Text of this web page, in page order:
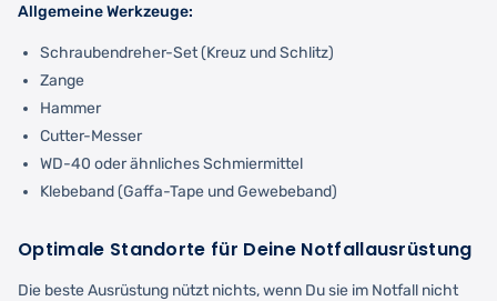
Allgemeine Werkzeuge:
Schraubendreher-Set (Kreuz und Schlitz)
Zange
Hammer
Cutter-Messer
WD-40 oder ähnliches Schmiermittel
Klebeband (Gaffa-Tape und Gewebeband)
Optimale Standorte für Deine Notfallausrüstung
Die beste Ausrüstung nützt nichts, wenn Du sie im Notfall nicht